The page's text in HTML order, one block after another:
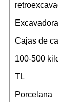
Cajas de
100-500
TL
Porcelana